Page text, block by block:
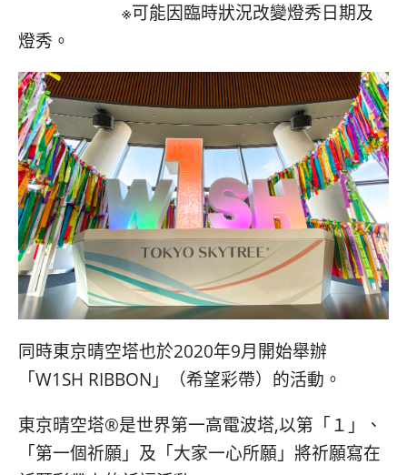
※可能因臨時狀況改變燈秀日期及
燈秀。
同時東京晴空塔也於2020年9月開始舉辦
「W1SH RIBBON」（希望彩帶）的活動。
東京晴空塔®是世界第一高電波塔,以第「１」、
「第一個祈願」及「大家一心所願 」將祈願寫在